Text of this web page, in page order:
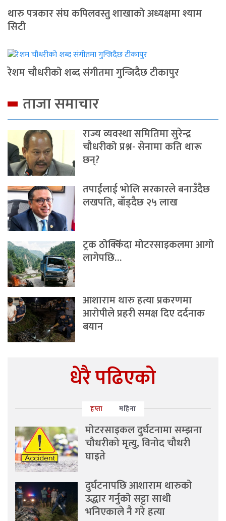
थारु पत्रकार संघ कपिलवस्तु शाखाको अध्यक्षमा श्याम
सिटी
रेशम चौधरीको शब्द संगीतमा गुन्जिदैछ टीकापुर
ताजा समाचार
राज्य व्यवस्था समितिमा सुरेन्द्र
चौधरीको प्रश्न- सेनामा कति थारू
छन्?
तपाईंलाई भोलि सरकारले बनाउँदैछ
लखपति, बाँड्दैछ २५ लाख
ट्रक ठोक्किँदा मोटरसाइकलमा आगो
लागेपछि…
आशाराम थारु हत्या प्रकरणमा
आरोपीले प्रहरी समक्ष दिए दर्दनाक
बयान
धेरै पढिएको
हप्ता महिना
मोटरसाइकल दुर्घटनामा सम्झना
चौधरीको मृत्यु, विनोद चौधरी
घाइते
दुर्घटनापछि आशाराम थारुको
उद्धार गर्नुको सट्टा साथी
भनिएकाले नै गरे हत्या